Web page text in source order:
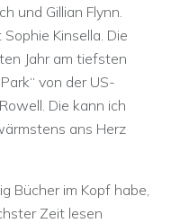
und Gillian Flynn.
Kinsella. Die
Jahr am tiefsten
von der US-
Die kann ich
ans Herz
Bücher im Kopf habe,
Zeit lesen